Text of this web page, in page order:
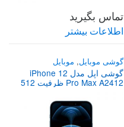
تماس بگیرید
اطلاعات بیشتر
گوشی موبایل, موبایل
گوشی اپل مدل iPhone 12
Pro Max A2412 ظرفیت 512